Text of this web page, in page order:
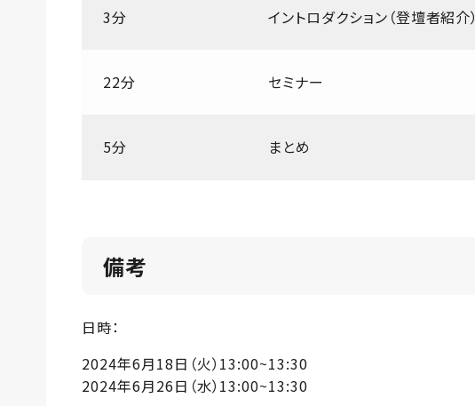
3分 イントロダクション（登壇者紹介）
22分 セミナー
5分 まとめ
備考
日時：
2024年6月18日（火）13:00~13:30
2024年6月26日（水）13:00~13:30